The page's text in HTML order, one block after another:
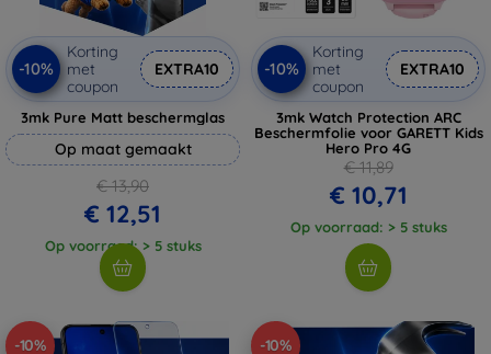
-10%
Korting
met
coupon
EXTRA10
3mk Pure Matt beschermglas
Op maat gemaakt
€ 13,90
€ 12,51
Op voorraad: > 5 stuks
-10%
Korting
met
coupon
EXTRA10
3mk Watch Protection ARC
Beschermfolie voor GARETT Kids
Hero Pro 4G
€ 11,89
€ 10,71
Op voorraad: > 5 stuks
-10% -10%